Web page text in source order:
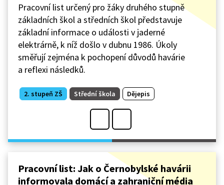
Pracovní list určený pro žáky druhého stupně
základních škol a středních škol představuje
základní informace o události v jaderné
elektrárně, k níž došlo v dubnu 1986. Úkoly
směřují zejména k pochopení důvodů havárie
a reflexi následků.
2. stupeň ZŠ Střední škola Dějepis
Pracovní list: Jak o Černobylské havárii
informovala domácí a zahraniční média